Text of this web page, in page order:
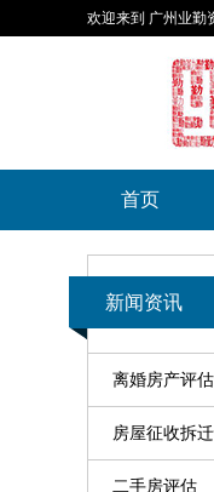
欢迎来到 广州业勤
首页
新闻资讯
离婚房产评估
房屋征收拆
二手房评估